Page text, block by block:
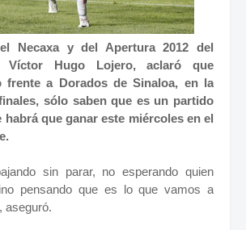
Necaxa y del Apertura 2012 del
Víctor Hugo Lojero, aclaró que
frente a Dorados de Sinaloa, en la
sólo saben que es un partido
habrá que ganar este miércoles en el
sin parar, no esperando quien
pensando que es lo que vamos a
aseguró.